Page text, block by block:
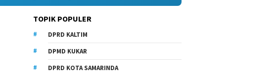
TOPIK POPULER
DPRD KALTIM
DPMD KUKAR
DPRD KOTA SAMARINDA